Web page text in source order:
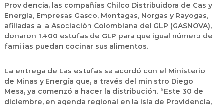
Providencia, las compañías Chilco Distribuidora de Gas y
Energía, Empresas Gasco, Montagas, Norgas y Rayogas,
afiliadas a la Asociación Colombiana del GLP (GASNOVA),
donaron 1.400 estufas de GLP para que igual número de
familias puedan cocinar sus alimentos.
La entrega de Las estufas se acordó con el Ministerio
de Minas y Energía que, a través del ministro Diego
Mesa, ya comenzó a hacer la distribución. “Este 30 de
diciembre, en agenda regional en la isla de Providencia,